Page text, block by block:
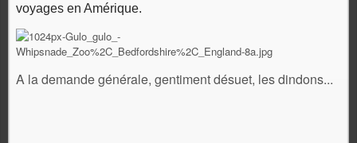
voyages en Amérique.
A la demande générale, gentiment désuet, les dindons...